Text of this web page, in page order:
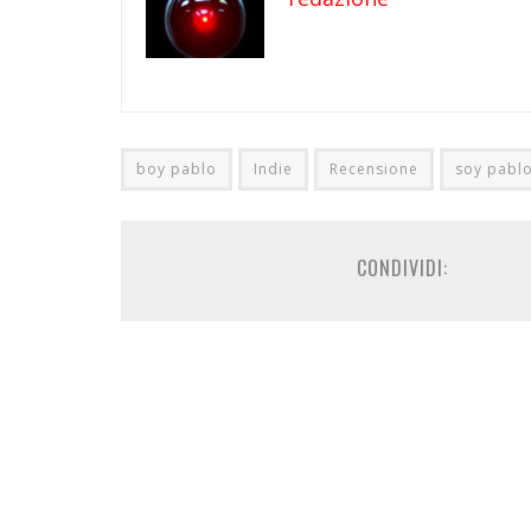
boy pablo Indie Recensione soy
CONDIVIDI: